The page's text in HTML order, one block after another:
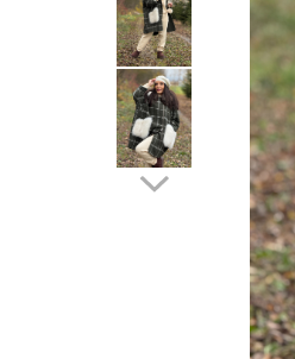
Costume de baie